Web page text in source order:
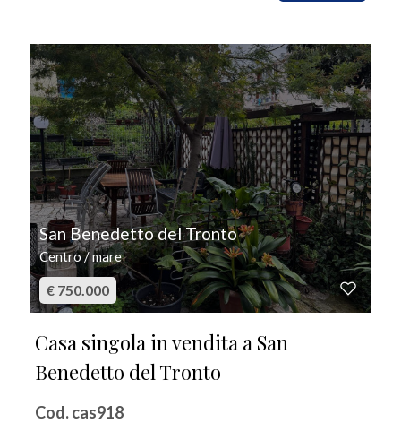
San Benedetto del Tronto
Centro / mare
€ 750.000
Casa singola in vendita a San
Benedetto del Tronto
Cod. cas918